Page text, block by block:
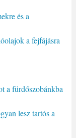
és a
a fejfájásra
a fürdőszobánkba
lesz tartós a